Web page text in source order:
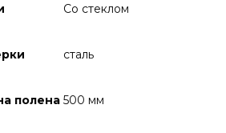
Со стеклом
сталь
полена 500 мм